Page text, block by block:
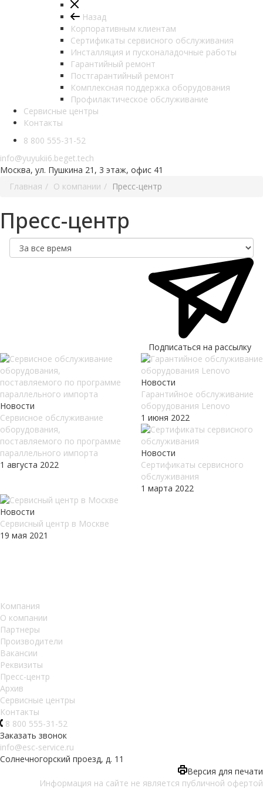
Назад
Корпоративным клиентам
Сертификаты сервисного обслуживания
Инсталляция и пусконаладочные работы
Гарантийный ремонт
Постгарантийный ремонт
Комплексная поддержка оборудования
Профилактическое обслуживание
Сервисные центры
Контакты
8 800 555-31-52
info@yuyukii6.beget.tech
Москва, ул. Пушкина 21, 3 этаж, офис 41
Главная
О компании Пресс-центр
Пресс-центр
Подписаться на рассылку
Новости
Сервисное обслуживание
оборудования,
поставляемого по программе
параллельного импорта
1 августа 2022
Новости
Гарантийное обслуживание
оборудования Lenovo
1 июня 2022
Новости
Сертификаты сервисного
обслуживания
1 марта 2022
Новости
Сервисный центр в Москве
19 мая 2021
Компания
О компании
Партнеры
Производители
Вакансии
Реквизиты
Пресс-центр
Архив
Сервисные центры
Контакты
8 800 555-31-52
Заказать звонок
info@esc-service.ru
Солнечногорский проезд, д. 11
Версия для печати
Информация на сайте не является публичной офертой